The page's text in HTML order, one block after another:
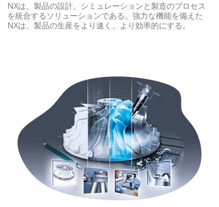
NXは、製品の設計、シミュレーションと製造のプロセス
を統合するソリューションである。強力な機能を備えた
NXは、製品の生産をより速く、より効率的にする。